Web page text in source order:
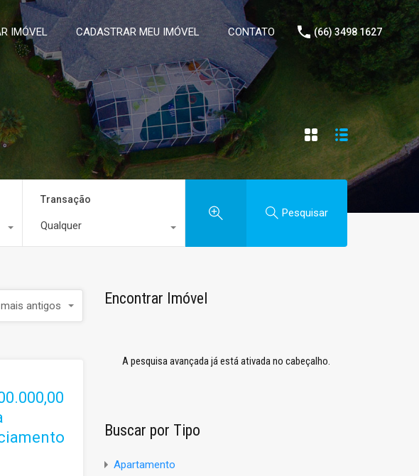
IMÓVEL CADASTRAR MEU IMÓVEL CONTATO (66) 3498 1627
Transação
Qualquer
Pesquisar
antigos Encontrar Imóvel
A pesquisa avançada já está ativada no cabeçalho.
Buscar por Tipo
Apartamento